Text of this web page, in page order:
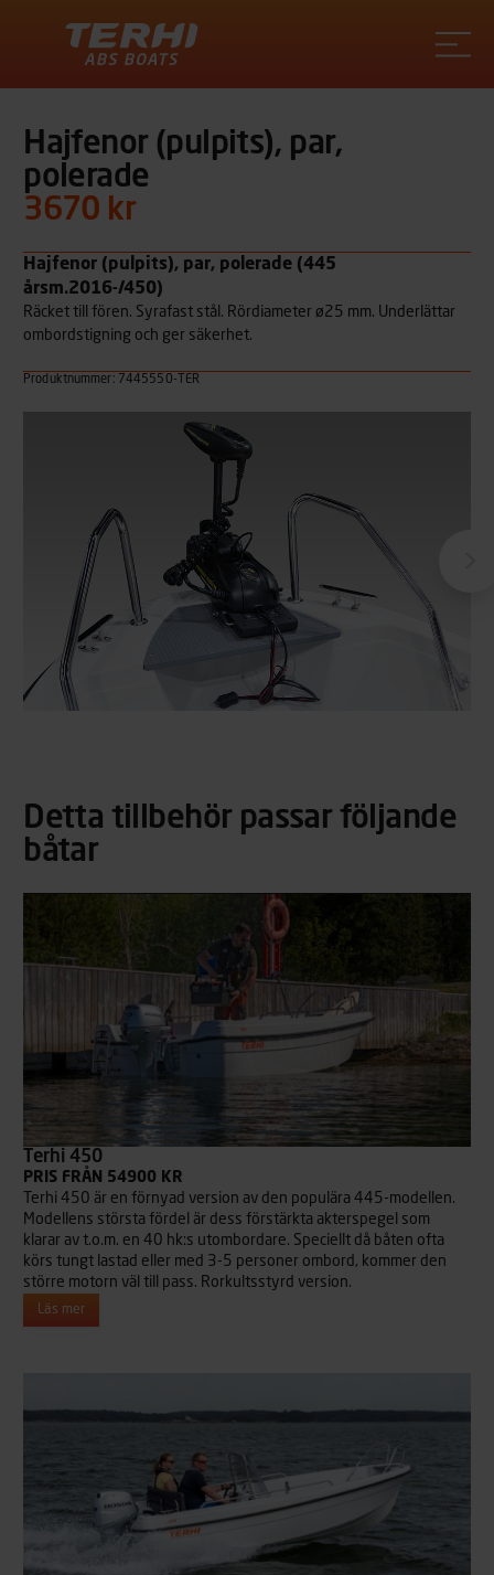
Hajfenor (pulpits), par,
polerade
3670 kr
Hajfenor (pulpits), par, polerade (445
årsm.2016-/450)
Räcket till fören. Syrafast stål. Rördiameter ø25 mm. Underlättar
ombordstigning och ger säkerhet.
Produktnummer: 7445550-TER
Detta tillbehör passar följande
båtar
Terhi 450
PRIS FRÅN 54900 KR
Terhi 450 är en förnyad version av den populära 445-modellen.
Modellens största fördel är dess förstärkta akterspegel som
klarar av t.o.m. en 40 hk:s utombordare. Speciellt då båten ofta
körs tungt lastad eller med 3-5 personer ombord, kommer den
större motorn väl till pass. Rorkultsstyrd version.
Läs mer